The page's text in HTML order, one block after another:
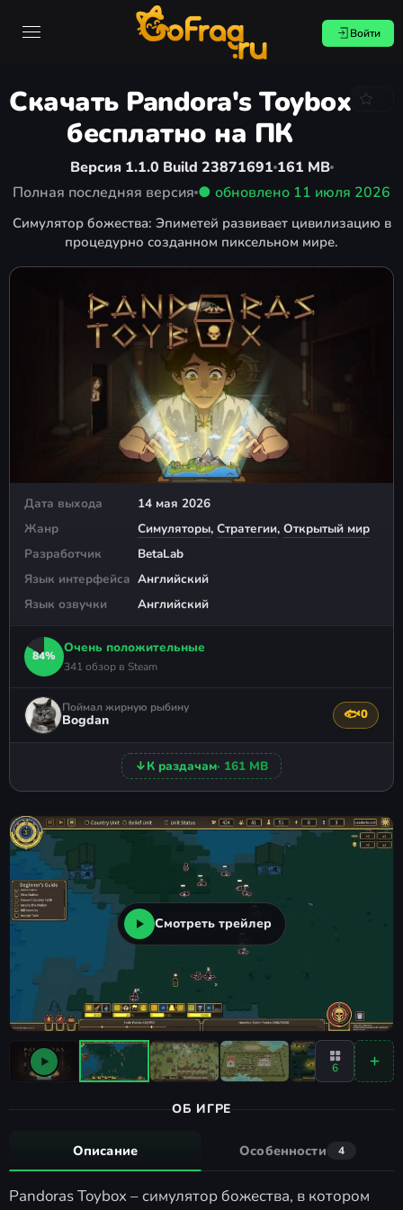
Войти
Скачать Pandora's Toybox
бесплатно на ПК
Версия 1.1.0 Build 23871691 161 MB
Полная последняя версия ● обновлено 11 июля 2026
Симулятор божества: Эпиметей развивает цивилизацию в
процедурно созданном пиксельном мире.
Дата выхода
14 мая 2026
Жанр
Симуляторы, Стратегии, Открытый мир
Разработчик
BetaLab
Язык интерфейса Английский
Язык озвучки
Английский
84%
Очень положительные
341 обзор в Steam
Поймал жирную рыбину
Bogdan 🐟0
↓К раздачам· 161 MB
Смотреть трейлер
6
ОБ ИГРЕ
Описание Особенности 4
Pandoras Toybox – симулятор божества, в котором